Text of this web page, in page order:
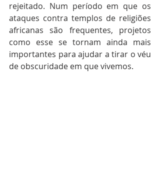
rejeitado. Num período em que os
ataques contra templos de religiões
africanas são frequentes, projetos
como esse se tornam ainda mais
importantes para ajudar a tirar o véu
de obscuridade em que vivemos.